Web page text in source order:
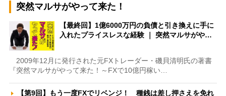
突然マルサがやって来た！
【最終回】1億6000万円の負債と引き換えに手に
入れたプライスレスな経験 ｜ 突然マルサがや…
2009年12月に発行された元FXトレーダー・磯貝清明氏の著書
『突然マルサがやって来た！～FXで10億円稼い…
【第9回】もう一度FXでリベンジ！ 種銭は差し押さえを免れ